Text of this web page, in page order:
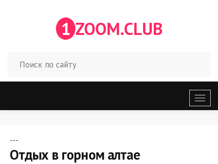
1 ZOOM.CLUB
меню
---
Отдых в горном алтае